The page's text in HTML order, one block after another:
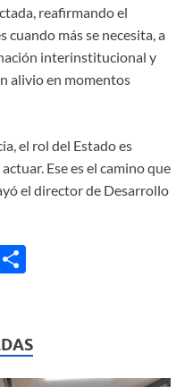
reafirmando el
más se necesita, a
interinstitucional y
alivio en momentos
el rol del Estado es
Ese es el camino que
el director de Desarrollo
p
ar